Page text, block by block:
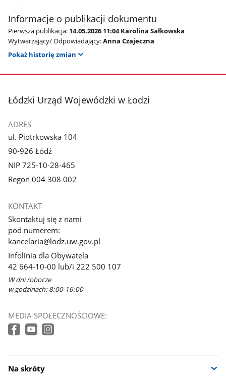
Informacje o publikacji dokumentu
Pierwsza publikacja: 14.05.2026 11:04 Karolina Sałkowska
Wytwarzający/ Odpowiadający:Anna Czajeczna
Pokaż historię zmian
stopka
Łódzki Urząd Wojewódzki w Łodzi
ADRES
ul. Piotrkowska 104
90-926 Łódź
NIP 725-10-28-465
Regon 004 308 002
KONTAKT
Skontaktuj się z nami
pod numerem:
kancelaria@lodz.uw.gov.pl
Infolinia dla Obywatela
42 664-10-00 lub/i 222 500 107
W dni robocze
w godzinach: 8:00-16:00
MEDIA SPOŁECZNOŚCIOWE:
Na skróty